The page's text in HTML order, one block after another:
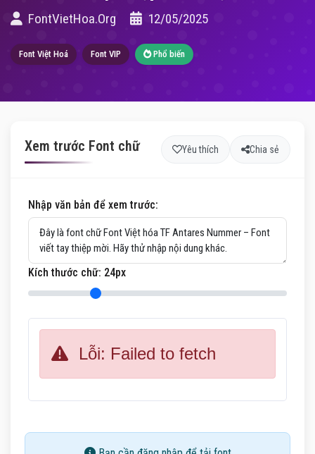
FontVietHoa.Org 12/05/2025
Font Việt Hoá Font VIP Phổ biến
Xem trước Font chữ Yêu thích Chia sẻ
Nhập văn bản để xem trước:
Kích thước chữ: 24px
Lỗi: Failed to fetch